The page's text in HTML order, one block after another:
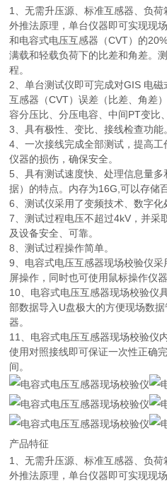
1、无需升压源、标准互感器、负
外推法原理，单台仪器即可实现现
和电容式电压互感器（CVT）的
满载和轻载负荷下的比差和角差。
程。
2、单台测试仪即可完成对GIS 电
互感器（CVT）误差（比差、角差
容分压比、分压电容、中间PT变比
3、具有极性、变比、接线检查功能
4、一次接线完成全部测试，提高
仪器的损伤，确保安全。
5、具有测试速度快、处理信息量
据）的特点。内存为16G,可以存储
6、测试仪采用了变频技术、数字化
7、测试过程电压不超过4kV，并采
及设备安全、可靠。
8、测试过程操作简单。
9、电容式电压互感器现场校验仪
屏操作，同时也可使用鼠标操作仪
10、电容式电压互感器现场校验仪
部数据导入U盘极大的方便现场数
器。
11、电容式电压互感器现场校验仪
使用对照接线即可保证一次性正确
间。
产品特征
1、无需升压源、标准互感器、负
外推法原理，单台仪器即可实现现